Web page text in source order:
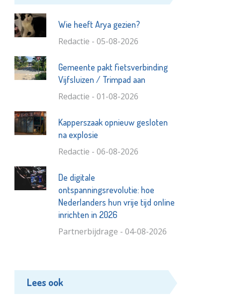
Wie heeft Arya gezien?
Redactie - 05-08-2026
Gemeente pakt fietsverbinding
Vijfsluizen / Trimpad aan
Redactie - 01-08-2026
Kapperszaak opnieuw gesloten
na explosie
Redactie - 06-08-2026
De digitale
ontspanningsrevolutie: hoe
Nederlanders hun vrije tijd online
inrichten in 2026
Partnerbijdrage - 04-08-2026
Lees ook